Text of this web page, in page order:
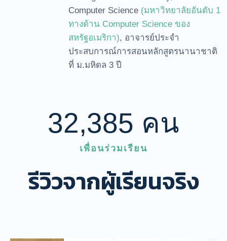
Computer Science (มหาวิทยาลัยอันดับ 1
ทางด้าน Computer Science ของ
สหรัฐอเมริกา), อาจารย์ประจำ
ประสบการณ์การสอนหลักสูตรนานาชาติ
ที่ ม.มหิดล 3 ปี
เพื่อนร่วมเรียน
32,385 คน
รีวิวจากผู้เรียนจริง